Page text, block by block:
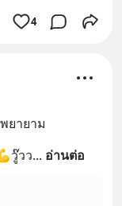
4
ยายาม
วู๊วว... อ่านต่อ